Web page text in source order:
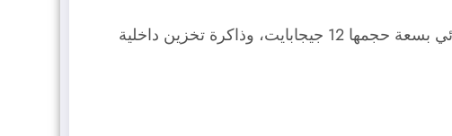
للطراز الذي يحتوي على ذاكرة وصول عشوائي بسعة حجمها 12 جيجابايت، وذاكرة تخزين داخلية